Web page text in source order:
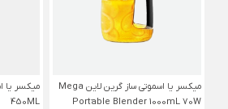
میکسر یا اسموتی ساز گرین لاین Mega
Portَable Blender 1000mL 70W
450ML